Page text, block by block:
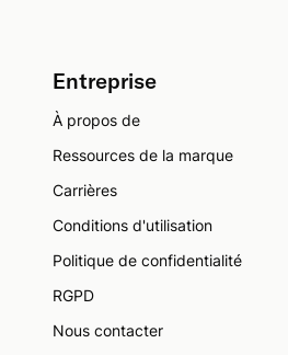
Entreprise
À propos de
Ressources de la marque
Carrières
Conditions d'utilisation
Politique de confidentialité
RGPD
Nous contacter